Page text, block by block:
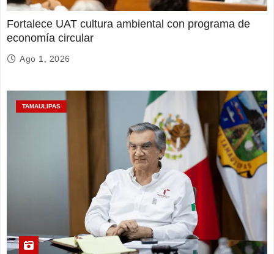
Fortalece UAT cultura ambiental con programa de
economía circular
Ago 1, 2026
TAMAULIPAS